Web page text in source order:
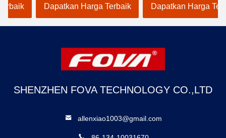
Anda
Dapatkan Harga Terbaik
Tampilan Resolusi Tinggi
Dapatkan Harga Terbaik
SHENZHEN FOVA TECHNOLOGY CO.,LTD
allenxiao1003@gmail.com